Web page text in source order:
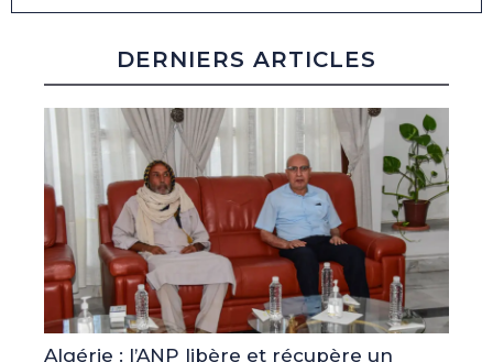
DERNIERS ARTICLES
Algérie : l’ANP libère et récupère un